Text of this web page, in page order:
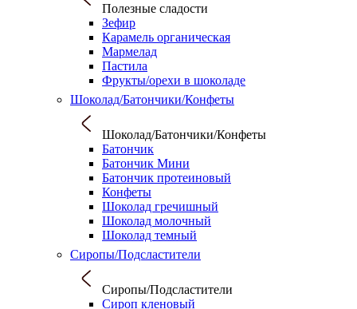
Полезные сладости
Зефир
Карамель органическая
Мармелад
Пастила
Фрукты/орехи в шоколаде
Шоколад/Батончики/Конфеты
Шоколад/Батончики/Конфеты
Батончик
Батончик Мини
Батончик протеиновый
Конфеты
Шоколад гречишный
Шоколад молочный
Шоколад темный
Сиропы/Подсластители
Сиропы/Подсластители
Сироп кленовый